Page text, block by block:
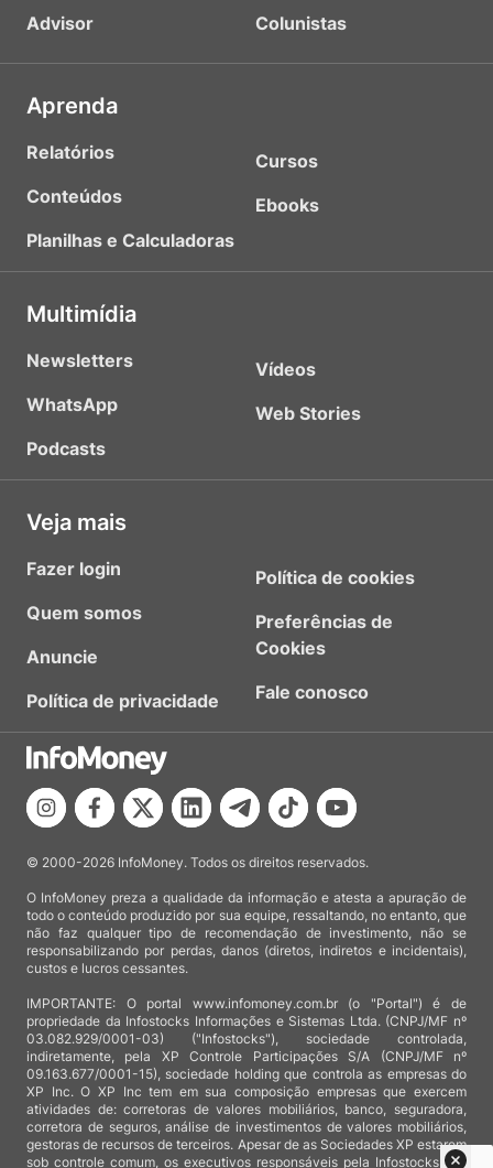
Advisor
Colunistas
Aprenda
Relatórios
Conteúdos
Planilhas e Calculadoras
Cursos
Ebooks
Multimídia
Newsletters
WhatsApp
Podcasts
Vídeos
Web Stories
Veja mais
Fazer login
Quem somos
Anuncie
Política de privacidade
Política de cookies
Preferências de
Cookies
Fale conosco
© 2000-2026 InfoMoney. Todos os direitos reservados.
O InfoMoney preza a qualidade da informação e atesta a apuração de
todo o conteúdo produzido por sua equipe, ressaltando, no entanto, que
não faz qualquer tipo de recomendação de investimento, não se
responsabilizando por perdas, danos (diretos, indiretos e incidentais),
custos e lucros cessantes.
IMPORTANTE: O portal www.infomoney.com.br (o "Portal") é de
propriedade da Infostocks Informações e Sistemas Ltda. (CNPJ/MF nº
03.082.929/0001-03) ("Infostocks"), sociedade controlada,
indiretamente, pela XP Controle Participações S/A (CNPJ/MF nº
09.163.677/0001-15), sociedade holding que controla as empresas do
XP Inc. O XP Inc tem em sua composição empresas que exercem
atividades de: corretoras de valores mobiliários, banco, seguradora,
corretora de seguros, análise de investimentos de valores mobiliários,
gestoras de recursos de terceiros. Apesar de as Sociedades XP estarem
sob controle comum, os executivos responsáveis pela Infostocks são